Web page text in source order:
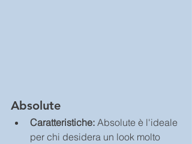
Absolute
Caratteristiche: Absolute è l'ideale
per chi desidera un look molto